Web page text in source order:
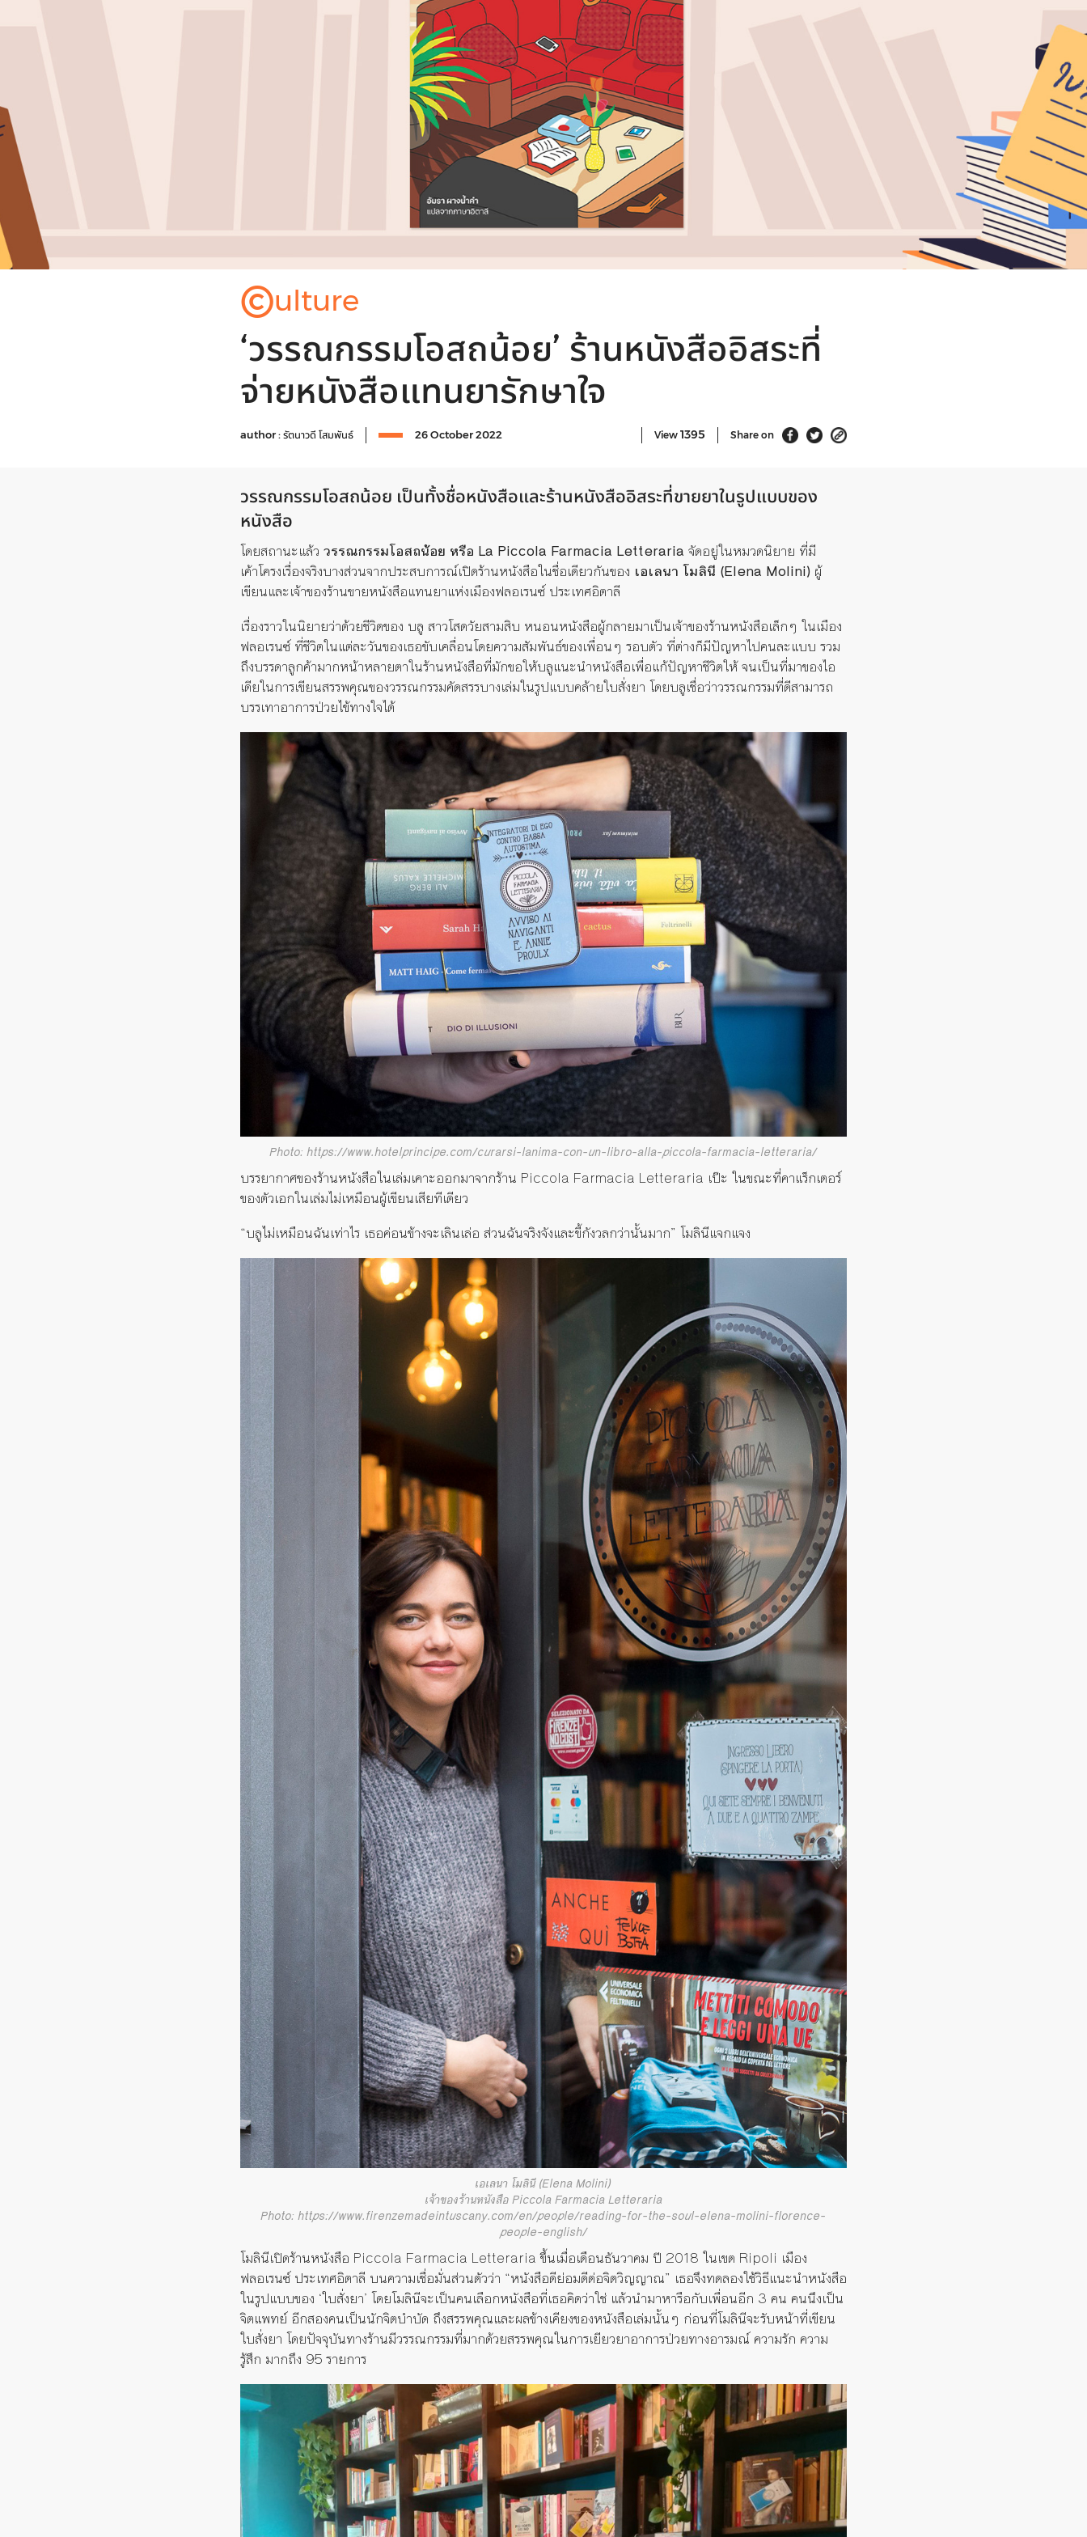
©ulture
‘วรรณกรรมโอสถน้อย’ ร้านหนังสืออิสระที่
จ่ายหนังสือแทนยารักษาใจ
author :รัตนาวดี โสมพันธ์ 26 October 2022 View 1395 Share on
วรรณกรรมโอสถน้อย เป็นทั้งชื่อหนังสือและร้านหนังสืออิสระที่ขายยาในรูปแบบของ
หนังสือ
โดยสถานะแล้ว วรรณกรรมโอสถน้อย หรือ La Piccola Farmacia Letteraria จัดอยู่ในหมวดนิยาย ที่มี
เค้าโครงเรื่องจริงบางส่วนจากประสบการณ์เปิดร้านหนังสือในชื่อเดียวกันของ เอเลนา โมลินี (Elena Molini) ผู้
เขียนและเจ้าของร้านขายหนังสือแทนยาแห่งเมืองฟลอเรนซ์ ประเทศอิตาลี
เรื่องราวในนิยายว่าด้วยชีวิตของ บลู สาวโสดวัยสามสิบ หนอนหนังสือผู้กลายมาเป็นเจ้าของร้านหนังสือเล็กๆ ในเมือง
ฟลอเรนซ์ ที่ชีวิตในแต่ละวันของเธอขับเคลื่อนโดยความสัมพันธ์ของเพื่อนๆ รอบตัว ที่ต่างก็มีปัญหาไปคนละแบบ รวม
ถึงบรรดาลูกค้ามากหน้าหลายตาในร้านหนังสือที่มักขอให้บลูแนะนำหนังสือเพื่อแก้ปัญหาชีวิตให้ จนเป็นที่มาของไอ
เดียในการเขียนสรรพคุณของวรรณกรรมคัดสรรบางเล่มในรูปแบบคล้ายใบสั่งยา โดยบลูเชื่อว่าวรรณกรรมที่ดีสามารถ
บรรเทาอาการป่วยไข้ทางใจได้
Photo: https://www.hotelprincipe.com/curarsi-lanima-con-un-libro-alla-piccola-farmacia-letteraria/
บรรยากาศของร้านหนังสือในเล่มเคาะออกมาจากร้าน Piccola Farmacia Letteraria เป๊ะ ในขณะที่คาแร็กเตอร์
ของตัวเอกในเล่มไม่เหมือนผู้เขียนเสียทีเดียว
“บลูไม่เหมือนฉันเท่าไร เธอค่อนข้างจะเลินเล่อ ส่วนฉันจริงจังและขี้กังวลกว่านั้นมาก” โมลินีแจกแจง
เอเลนา โมลินี (Elena Molini)
เจ้าของร้านหนังสือ Piccola Farmacia Letteraria
Photo: https://www.firenzemadeintuscany.com/en/people/reading-for-the-soul-elena-molini-florence-
people-english/
โมลินีเปิดร้านหนังสือ Piccola Farmacia Letteraria ขึ้นเมื่อเดือนธันวาคม ปี 2018 ในเขต Ripoli เมือง
ฟลอเรนซ์ ประเทศอิตาลี บนความเชื่อมั่นส่วนตัวว่า “หนังสือดีย่อมดีต่อจิตวิญญาณ” เธอจึงทดลองใช้วิธีแนะนำหนังสือ
ในรูปแบบของ ‘ใบสั่งยา’ โดยโมลินีจะเป็นคนเลือกหนังสือที่เธอคิดว่าใช่ แล้วนำมาหารือกับเพื่อนอีก 3 คน คนนึงเป็น
จิตแพทย์ อีกสองคนเป็นนักจิตบำบัด ถึงสรรพคุณและผลข้างเคียงของหนังสือเล่มนั้นๆ ก่อนที่โมลินีจะรับหน้าที่เขียน
ใบสั่งยา โดยปัจจุบันทางร้านมีวรรณกรรมที่มากด้วยสรรพคุณในการเยียวยาอาการป่วยทางอารมณ์ ความรัก ความ
รู้สึก มากถึง 95 รายการ